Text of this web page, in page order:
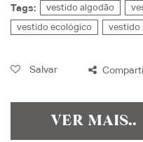
Tags: vestido algodão
vestido ecológico
vestido
Salvar
VER MAIS..